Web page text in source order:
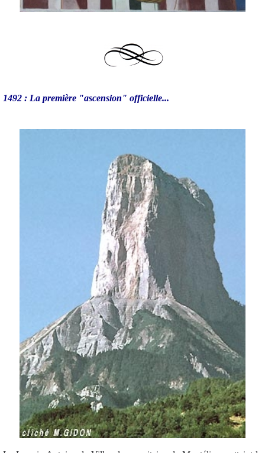
1492 : La première "ascension" officielle...